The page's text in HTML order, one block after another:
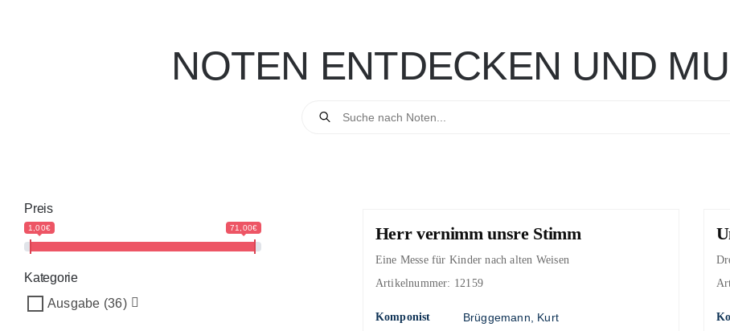
NOTEN ENTDECKEN UND
search
Herr vernimm unsre Stimm
Eine Messe für Kinder nach alten Weisen
Artikelnummer: 12159
Komponist Brüggemann, Kurt
Preis
1,00€ 71,00€
Kategorie
Ausgabe (36)